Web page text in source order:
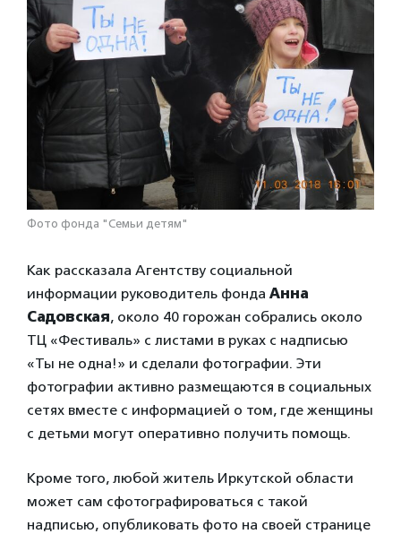
Фото фонда "Семьи детям"
Как рассказала Агентству социальной
информации руководитель фонда Анна
Садовская, около 40 горожан собрались около
ТЦ «Фестиваль» с листами в руках с надписью
«Ты не одна!» и сделали фотографии. Эти
фотографии активно размещаются в социальных
сетях вместе с информацией о том, где женщины
с детьми могут оперативно получить помощь.
Кроме того, любой житель Иркутской области
может сам сфотографироваться с такой
надписью, опубликовать фото на своей странице